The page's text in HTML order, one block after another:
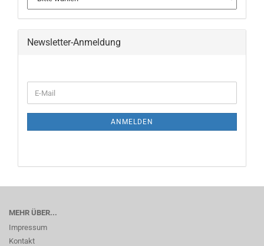
Newsletter-Anmeldung
ZUR
E-
Mail
ANMELDEN
MEHR ÜBER...
Impressum
Kontakt